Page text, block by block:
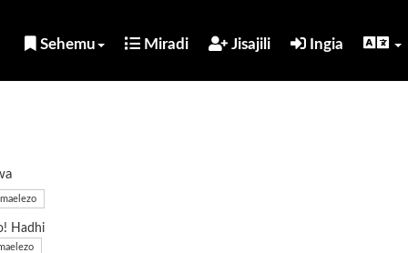
Sehemu Miradi Jisajili Ingia
Hadhi